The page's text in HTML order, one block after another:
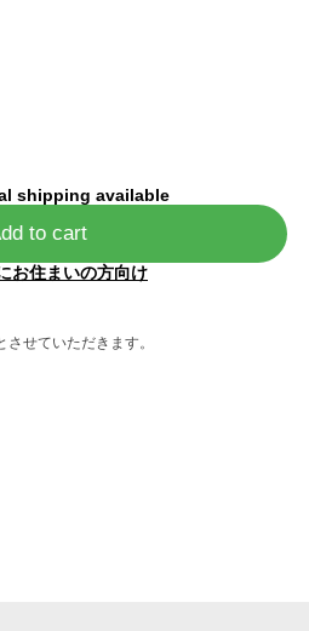
shipping available
to cart
お住まいの方向け
せていただきます。